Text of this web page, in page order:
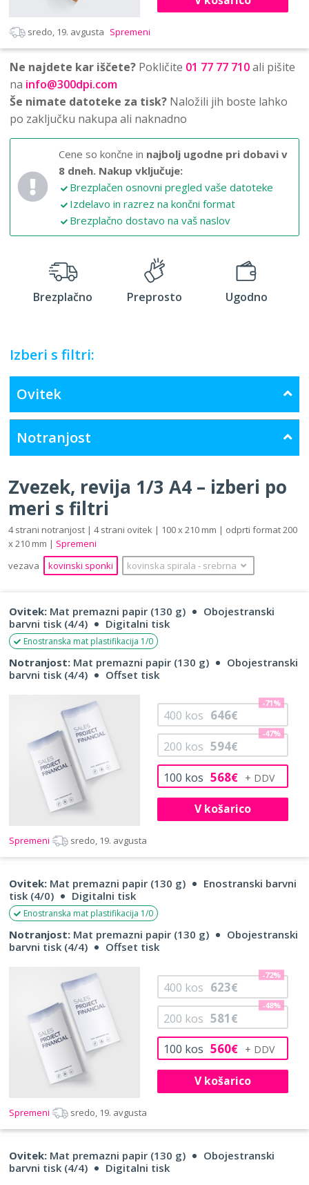
sredo, 19. avgusta Spremeni
Ne najdete kar iščete? Pokličite 01 77 77 710ali pišite
na info@300dpi.com
Še nimate datoteke za tisk? Naložili jih boste lahko
po zaključku nakupa ali naknadno
Cene so končne in najbolj ugodne pri dobavi v
8 dneh. Nakup vključuje:
Brezplačen osnovni pregled vaše datoteke
Izdelavo in razrez na končni format
Brezplačno dostavo na vaš naslov
Brezplačno Preprosto Ugodno
Izberi s filtri:
Ovitek
Notranjost
Zvezek, revija 1/3 A4 – izberi po
meri s filtri
4 strani notranjost | 4 strani ovitek | 100 x 210 mm | odprti format 200
x 210 mm | Spremeni
vezava
kovinski sponki kovinska spirala ‐ srebrna
Ovitek: Mat premazni papir (130 g)
Obojestranski
barvni tisk (4/4)
Digitalni tisk
Enostranska mat plastifikacija 1/0
Notranjost: Mat premazni papir (130 g)
Obojestranski
barvni tisk (4/4)
Offset tisk
100 kos 568€
200 kos 594€
-47%
400 kos 646€
-71%
V košarico
Spremeni sredo, 19. avgusta
Ovitek: Mat premazni papir (130 g)
Enostranski barvni
tisk (4/0)
Digitalni tisk
Enostranska mat plastifikacija 1/0
Notranjost: Mat premazni papir (130 g)
Obojestranski
barvni tisk (4/4)
Offset tisk
100 kos 560€
200 kos 581€
-48%
400 kos 623€
-72%
V košarico
Spremeni sredo, 19. avgusta
Ovitek: Mat premazni papir (130 g)
Obojestranski
barvni tisk (4/4)
Digitalni tisk